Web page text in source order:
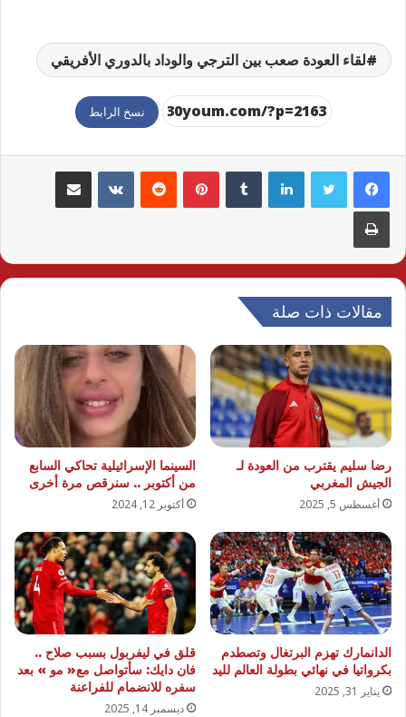
لقاء العودة صعب بين الترجي والوداد بالدوري الأفريقي
نسخ الرابط
لينكدإن بينتيريست مشاركة عبر البريد
طباعة
مقالات ذات صلة
رضا سليم يقترب من العودة لـ
الجيش المغربي
أغسطس 5, 2025
السينما الإسرائيلية تحاكي السابع
من أكتوبر .. سنرقص مرة أخرى
أكتوبر 12, 2024
الدانمارك تهزم البرتغال وتصطدم
بكرواتيا في نهائي بطولة العالم لليد
يناير 31, 2025
قلق في ليفربول بسبب صلاح ..
فان دايك: سأتواصل مع« مو » بعد
سفره للانضمام للفراعنة
ديسمبر 14, 2025